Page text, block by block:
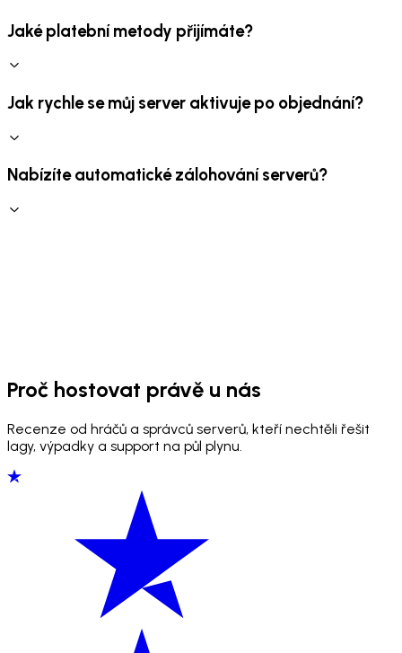
Jaké platební metody přijímáte?
Jak rychle se můj server aktivuje po objednání?
Nabízíte automatické zálohování serverů?
Proč hostovat právě u nás
Recenze od hráčů a správců serverů, kteří nechtěli řešit
lagy, výpadky a support na půl plynu.